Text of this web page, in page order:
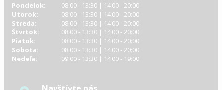
Pondelok:
08:00 - 13:30 | 14:00 - 20:00
Utorok:
08:00 - 13:30 | 14:00 - 20:00
Streda:
08:00 - 13:30 | 14:00 - 20:00
Štvrtok:
08:00 - 13:30 | 14:00 - 20:00
Piatok:
08:00 - 13:30 | 14:00 - 20:00
Sobota:
08:00 - 13:30 | 14:00 - 20:00
Nedeľa:
09:00 - 13:30 | 14:00 - 19:00